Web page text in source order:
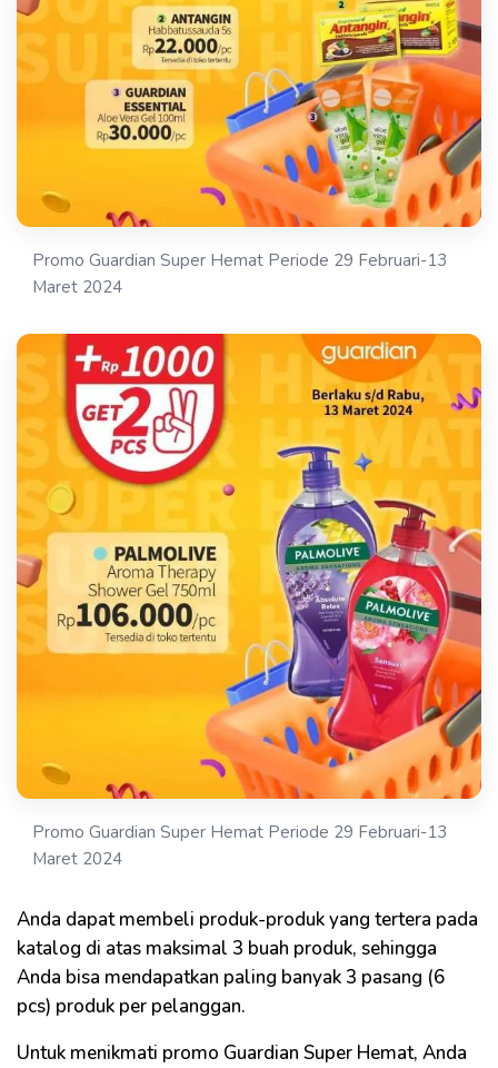
Promo Guardian Super Hemat Periode 29 Februari-13
Maret 2024
Promo Guardian Super Hemat Periode 29 Februari-13
Maret 2024
Anda dapat membeli produk-produk yang tertera pada
katalog di atas maksimal 3 buah produk, sehingga
Anda bisa mendapatkan paling banyak 3 pasang (6
pcs) produk per pelanggan.
Untuk menikmati promo Guardian Super Hemat, Anda